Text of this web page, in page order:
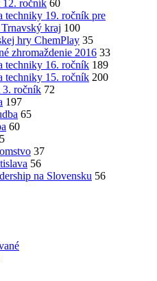
12. ročník 60
techniky 19. ročník pre
kraj 100
hry ChemPlay 35
zhromaždenie 2016 33
techniky 16. ročník 189
techniky 15. ročník 200
3. ročník 72
197
65
60
37
56
na Slovensku 56